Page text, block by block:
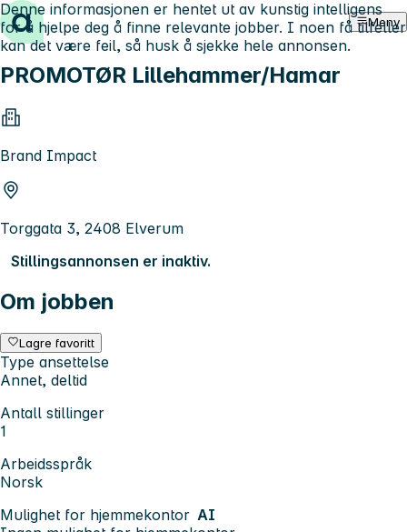
Hopp til innhold Meny
PROMOTØR Lillehammer/Hamar
Brand Impact
Torggata 3, 2408 Elverum
Stillingsannonsen er inaktiv.
Om jobben
Lagre favoritt
Type ansettelse
Annet, deltid
Antall stillinger
1
Arbeidsspråk
Norsk
Mulighet for hjemmekontor AI
Denne informasjonen er hentet ut av kunstig intelligens
for å hjelpe deg å finne relevante jobber. I noen få tilfeller
kan det være feil, så husk å sjekke hele annonsen.